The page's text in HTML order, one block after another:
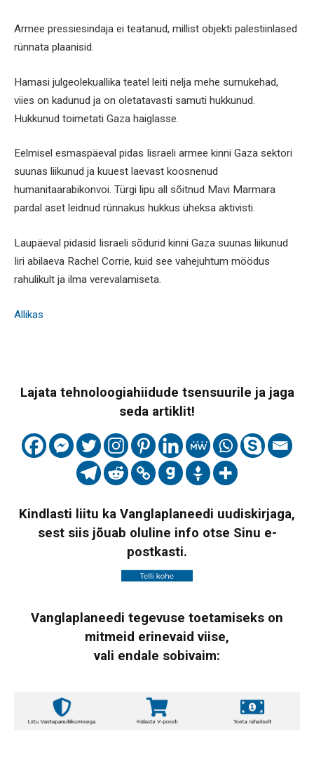
Armee pressiesindaja ei teatanud, millist objekti palestiinlased
rünnata plaanisid.
Hamasi julgeolekuallika teatel leiti nelja mehe surnukehad,
viies on kadunud ja on oletatavasti samuti hukkunud.
Hukkunud toimetati Gaza haiglasse.
Eelmisel esmaspäeval pidas Iisraeli armee kinni Gaza sektori
suunas liikunud ja kuuest laevast koosnenud
humanitaarabikonvoi. Türgi lipu all sõitnud Mavi Marmara
pardal aset leidnud rünnakus hukkus üheksa aktivisti.
Laupäeval pidasid Iisraeli sõdurid kinni Gaza suunas liikunud
Iiri abilaeva Rachel Corrie, kuid see vahejuhtum möödus
rahulikult ja ilma verevalamiseta.
Allikas
Lajata tehnoloogiahiidude tsensuurile ja jaga
seda artiklit!
Kindlasti liitu ka Vanglaplaneedi uudiskirjaga,
sest siis jõuab oluline info otse Sinu e-
postkasti.
Vanglaplaneedi tegevuse toetamiseks on
mitmeid erinevaid viise,
vali endale sobivaim: